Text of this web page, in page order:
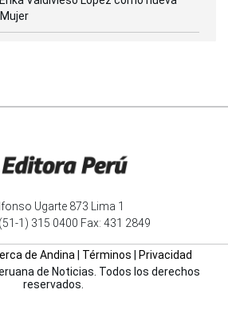
Ugarte 873 Lima 1
1) 315 0400 Fax: 431 2849
de Andina Términos
Privacidad
de Noticias. Todos los derechos
reservados.